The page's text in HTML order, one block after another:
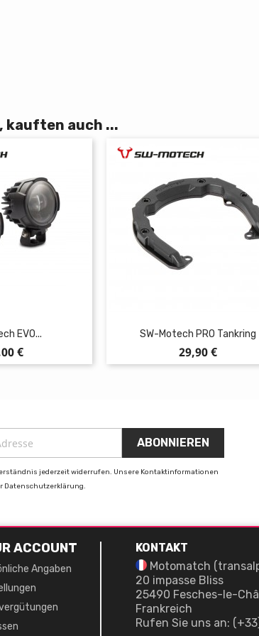
kauften auch ...
EVO...
€
SW-Motech PRO Tankring
Preis
29,90 €
jederzeit widerrufen. Unsere Kontaktinformationen
Datenschutzerklärung.
ACCOUNT
Angaben
KONTAKT
Motomatch
20 impasse Bliss
25490 Fesches-le-
Frankreich
Rufen Sie uns an: